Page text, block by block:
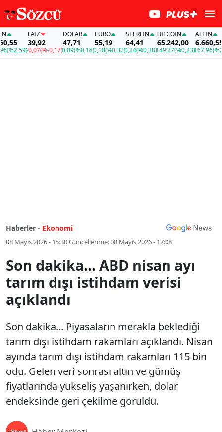
FAİZ
39,92
-0,07(%-0,17)
DOLAR
47,71
0,09(%0,18)
EURO
55,19
0,18(%0,32)
STERLIN
64,41
0,24(%0,38)
BITCOIN
65.242,00
149,27(%0,23)
ALTIN
6.660,55
167,96(%2,59)
Haberler - Ekonomi
08 Mayıs 2026 - 15:30Güncellenme:08 Mayıs 2026 - 17:08
Son dakika... ABD nisan ayı
tarım dışı istihdam verisi
açıklandı
Son dakika... Piyasaların merakla beklediği
tarım dışı istihdam rakamları açıklandı. Nisan
ayında tarım dışı istihdam rakamları 115 bin
odu. Gelen veri sonrası altın ve gümüş
fiyatlarında yükseliş yaşanırken, dolar
endeksinde geri çekilme görüldü.